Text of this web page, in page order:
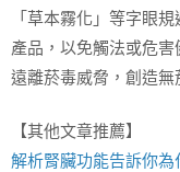
「草本霧化」等字眼
產品，以免觸法或危
遠離菸毒威脅，創造無
【其他文章推薦】
解析腎臟功能告訴你為